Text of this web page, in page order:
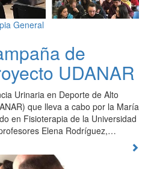
General
de
UDANAR
Urinaria en Deporte de Alto
que lleva a cabo por la María
en Fisioterapia de la Universidad
Elena Rodríguez,…